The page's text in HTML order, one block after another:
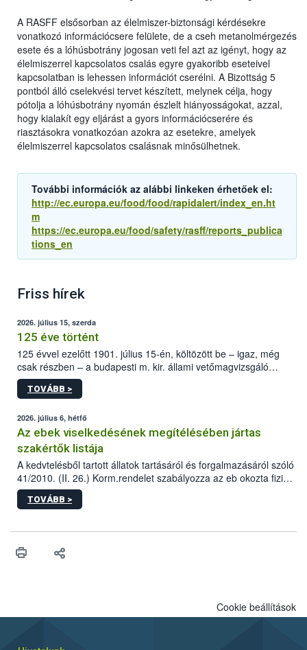
A RASFF elsősorban az élelmiszer-biztonsági kérdésekre
vonatkozó információcsere felülete, de a cseh metanolmérgezés
esete és a lóhúsbotrány jogosan veti fel azt az igényt, hogy az
élelmiszerrel kapcsolatos csalás egyre gyakoribb eseteivel
kapcsolatban is lehessen információt cserélni. A Bizottság 5
pontból álló cselekvési tervet készített, melynek célja, hogy
pótolja a lóhúsbotrány nyomán észlelt hiányosságokat, azzal,
hogy kialakít egy eljárást a gyors információcserére és
riasztásokra vonatkozóan azokra az esetekre, amelyek
élelmiszerrel kapcsolatos csalásnak minősülhetnek.
További információk az alábbi linkeken érhetőek el:
http://ec.europa.eu/food/food/rapidalert/index_en.ht
m
https://ec.europa.eu/food/safety/rasff/reports_publica
tions_en
Friss hírek
2026. július 15, szerda
125 éve történt
125 évvel ezelőtt 1901. július 15-én, költözött be – igaz, még
csak részben – a budapesti m. kir. állami vetőmagvizsgáló
állomás a Kis Rókus utca 15. szám alatti, Czigler Győző által
tervezett új épületébe.
TOVÁBB >
2026. július 6, hétfő
Az ebek viselkedésének megítélésében jártas
szakértők listája
A kedvtelésből tartott állatok tartásáról és forgalmazásáról szóló
41/2010. (II. 26.) Korm.rendelet szabályozza az eb okozta fizikai
sérülés, illetve ennek veszélye keletkezésekor felmerülő
hatósági feladatokat, valamint a veszélyes eb tartását és annak
vonni az ebek viselkedésének megítélésében jártas szakértőt.
TOVÁBB >
Cookie beállítások